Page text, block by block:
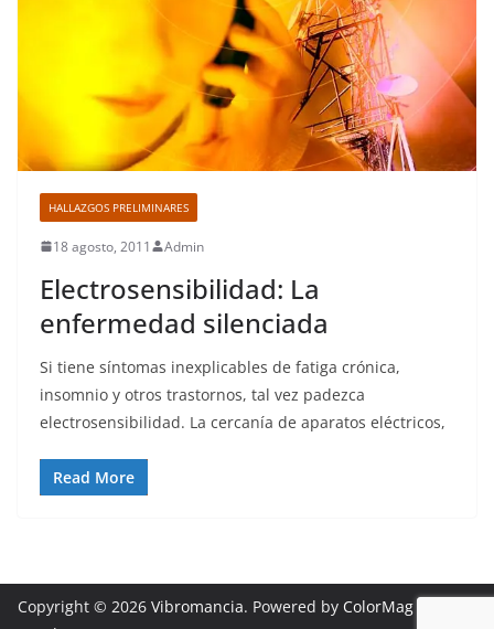
HALLAZGOS PRELIMINARES
18 agosto, 2011 Admin
Electrosensibilidad: La
enfermedad silenciada
Si tiene síntomas inexplicables de fatiga crónica,
insomnio y otros trastornos, tal vez padezca
electrosensibilidad. La cercanía de aparatos eléctricos,
Read More
Copyright © 2026 Vibromancia. Powered by ColorMagand